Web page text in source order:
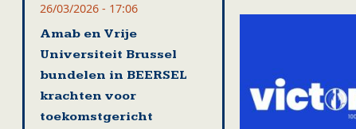
26/03/2026 - 17:06
Amab en Vrije
Universiteit Brussel
bundelen in BEERSEL
krachten voor
toekomstgericht